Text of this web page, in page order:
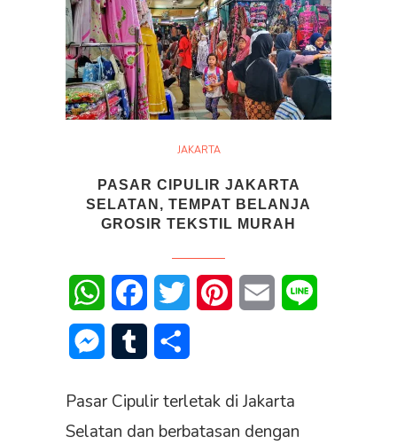
JAKARTA
PASAR CIPULIR JAKARTA
SELATAN, TEMPAT BELANJA
GROSIR TEKSTIL MURAH
WhatsAppFacebookTwitter PinterestEmail
Messenger
Tumblr
Pasar Cipulir terletak di Jakarta
Selatan dan berbatasan dengan